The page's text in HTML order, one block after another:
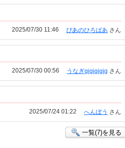
ぴあのひろばあ さん
2025/07/30 11:46
うなぎgigigigig さん
2025/07/30 00:56
へんぼう さん
2025/07/24 01:22
一覧(7)を見る